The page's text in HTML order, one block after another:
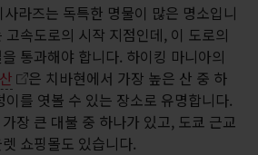
라즈는 독특한 명물이 많은 명소입니
고속도로의 시작 지점인데, 이 도로의
통과해야 합니다. 하이킹 마니아의
은 치바현에서 가장 높은 산 중 하
이를 엿볼 수 있는 장소로 유명합니다.
장 큰 대불 중 하나가 있고, 도쿄 근교
쇼핑몰도 있습니다.